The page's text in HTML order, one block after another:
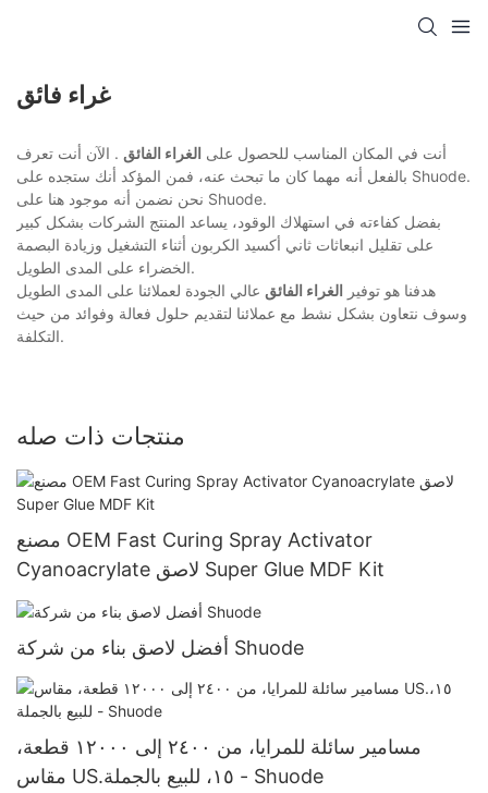
غراء فائق
أنت في المكان المناسب للحصول على الغراء الفائق . الآن أنت تعرف
بالفعل أنه مهما كان ما تبحث عنه، فمن المؤكد أنك ستجده على Shuode.
نحن نضمن أنه موجود هنا على Shuode.
بفضل كفاءته في استهلاك الوقود، يساعد المنتج الشركات بشكل كبير
على تقليل انبعاثات ثاني أكسيد الكربون أثناء التشغيل وزيادة البصمة
الخضراء على المدى الطويل.
هدفنا هو توفير الغراء الفائق عالي الجودة لعملائنا على المدى الطويل
وسوف نتعاون بشكل نشط مع عملائنا لتقديم حلول فعالة وفوائد من حيث
التكلفة.
منتجات ذات صله
مصنع OEM Fast Curing Spray Activator
Cyanoacrylate لاصق Super Glue MDF Kit
أفضل لاصق بناء من شركة Shuode
مسامير سائلة للمرايا، من ٢٤٠٠ إلى ١٢٠٠٠ قطعة،
مقاس US.١٥، للبيع بالجملة - Shuode